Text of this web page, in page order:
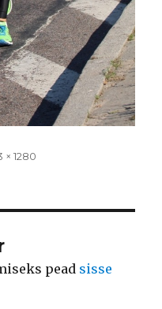
× 1280
pead sisse